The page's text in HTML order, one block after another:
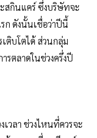
สกินแคร์ ซึ่งบริษัทจะ
รก ดังนั้นเชื่อว่าปีนี้
ติบโตได้ ส่วนกลุ่ม
ตลาดในช่วงครึ่งปี
เวลา ช่วงไหนที่ควรจะ